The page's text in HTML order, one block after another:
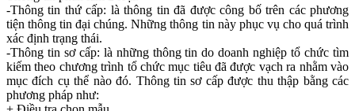
-Thông tin thứ cấp: là thông tin đã được công bố trên các phương
tiện thông tin đại chúng. Những thông tin này phục vụ cho quá trình
xác định trạng thái.
-Thông tin sơ cấp: là những thông tin do doanh nghiệp tổ chức tìm
kiếm theo chương trình tổ chức mục tiêu đã được vạch ra nhằm vào
mục đích cụ thể nào đó. Thông tin sơ cấp được thu thập bằng các
phương pháp như: